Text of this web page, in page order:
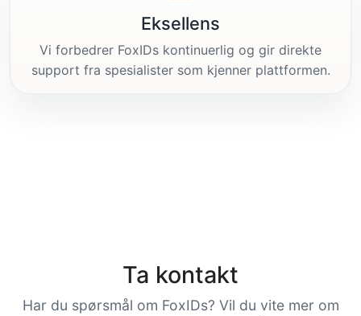
Eksellens
Vi forbedrer FoxIDs kontinuerlig og gir direkte
support fra spesialister som kjenner plattformen.
Ta kontakt
Har du spørsmål om FoxIDs? Vil du vite mer om